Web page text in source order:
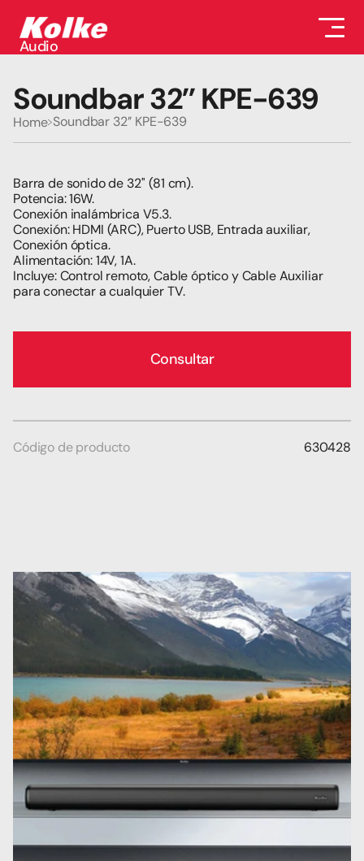
Audio
Auriculares
Conectividad
Gaming
Seguridad
Televisores
Tabletas
Soundbar 32’’ KPE-639
Home Soundbar 32’’ KPE-639
Barra de sonido de 32'' (81 cm).
Potencia: 16W.
Conexión inalámbrica V5.3.
Conexión: HDMI (ARC), Puerto USB, Entrada auxiliar,
Conexión óptica.
Alimentación: 14V, 1A.
Incluye: Control remoto, Cable óptico y Cable Auxiliar
para conectar a cualquier TV.
Consultar
Código de producto 630428